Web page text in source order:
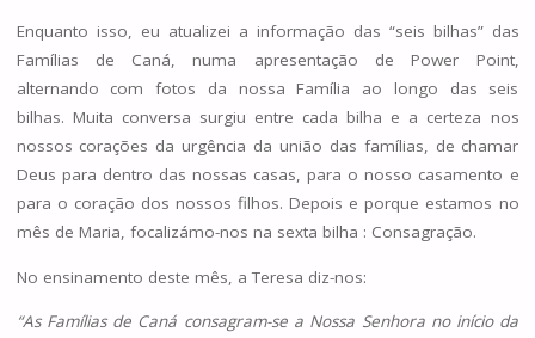
Enquanto isso, eu atualizei a informação das “seis bilhas” das
Famílias de Caná, numa apresentação de Power Point,
alternando com fotos da nossa Família ao longo das seis
bilhas. Muita conversa surgiu entre cada bilha e a certeza nos
nossos corações da urgência da união das famílias, de chamar
Deus para dentro das nossas casas, para o nosso casamento e
para o coração dos nossos filhos. Depois e porque estamos no
mês de Maria, focalizámo-nos na sexta bilha : Consagração.
No ensinamento deste mês, a Teresa diz-nos:
“As Famílias de Caná consagram-se a Nossa Senhora no início da